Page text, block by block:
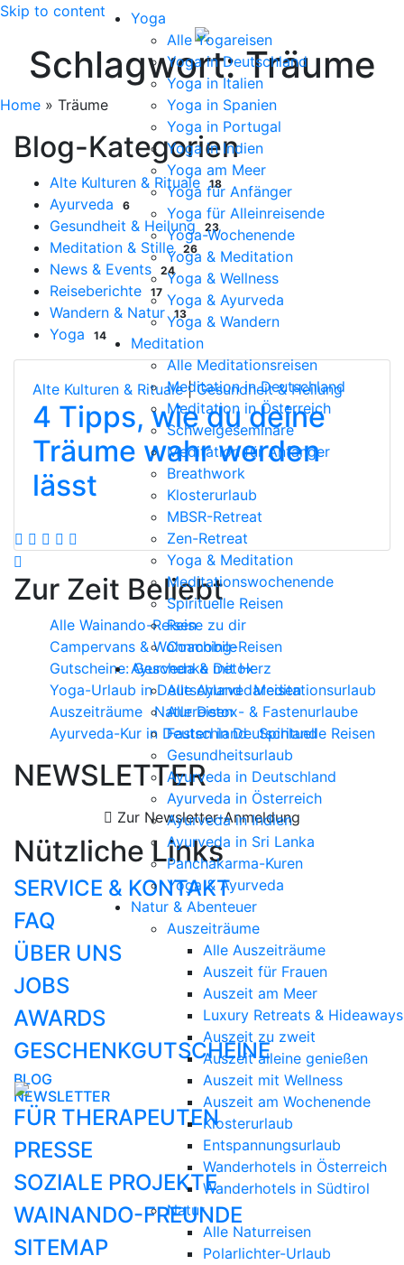
Skip to content
Yoga
Alle Yogareisen
Yoga in Deutschland
Yoga in Italien
Yoga in Spanien
Yoga in Portugal
Yoga in Indien
Yoga am Meer
Yoga für Anfänger
Yoga für Alleinreisende
Yoga-Wochenende
Yoga & Meditation
Yoga & Wellness
Yoga & Ayurveda
Yoga & Wandern
Meditation
Alle Meditationsreisen
Meditation in Deutschland
Meditation in Österreich
Schweigeseminare
Meditation für Anfänger
Breathwork
Klosterurlaub
MBSR-Retreat
Zen-Retreat
Yoga & Meditation
Meditationswochenende
Spirituelle Reisen
Reise zu dir
Coaching-Reisen
Ayurveda & Detox
Alle Ayurvedareisen
Alle Detox- & Fastenurlaube
Fasten in Deutschland
Gesundheitsurlaub
Ayurveda in Deutschland
Ayurveda in Österreich
Ayurveda in Indien
Ayurveda in Sri Lanka
Panchakarma-Kuren
Yoga & Ayurveda
Natur & Abenteuer
Auszeiträume
Alle Auszeiträume
Auszeit für Frauen
Auszeit am Meer
Luxury Retreats & Hideaways
Auszeit zu zweit
Auszeit alleine genießen
Auszeit mit Wellness
Auszeit am Wochenende
Klosterurlaub
Entspannungsurlaub
Wanderhotels in Österreich
Wanderhotels in Südtirol
Natur
Alle Naturreisen
Polarlichter-Urlaub
Schlagwort:Träume
Home » Träume
Blog-Kategorien
Alte Kulturen & Rituale 18
Ayurveda 6
Gesundheit & Heilung 23
Meditation & Stille 26
News & Events 24
Reiseberichte 17
Wandern & Natur 13
Yoga 14
Alte Kulturen & Rituale|Gesundheit & Heilung
4 Tipps, wie du deine
Träume wahr werden
lässt
Zur Zeit Beliebt
Alle Wainando-Reisen
Campervans & Wohnmobile
Gutscheine: Geschenke mit Herz
Yoga-Urlaub in Deutschland
Meditationsurlaub
Auszeiträume
Naturreisen
Ayurveda-Kur in Deutschland
Spirituelle Reisen
NEWSLETTER
Zur Newsletter-Anmeldung
Nützliche Links
SERVICE & KONTAKT
FAQ
ÜBER UNS
JOBS
AWARDS
GESCHENKGUTSCHEINE
BLOG
NEWSLETTER
FÜR THERAPEUTEN
PRESSE
SOZIALE PROJEKTE
WAINANDO-FREUNDE
SITEMAP